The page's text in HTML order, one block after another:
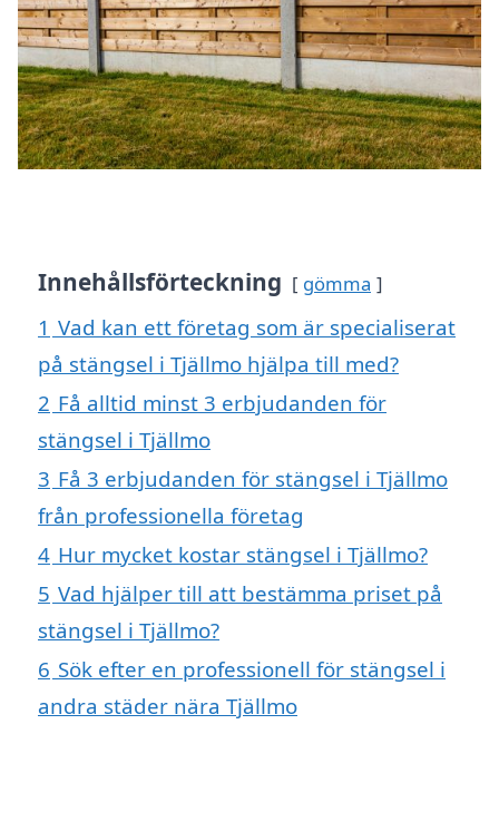
Innehållsförteckning gömma
1 Vad kan ett företag som är specialiserat
på stängsel i Tjällmo hjälpa till med?
2 Få alltid minst 3 erbjudanden för
stängsel i Tjällmo
3 Få 3 erbjudanden för stängsel i Tjällmo
från professionella företag
4 Hur mycket kostar stängsel i Tjällmo?
5 Vad hjälper till att bestämma priset på
stängsel i Tjällmo?
6 Sök efter en professionell för stängsel i
andra städer nära Tjällmo